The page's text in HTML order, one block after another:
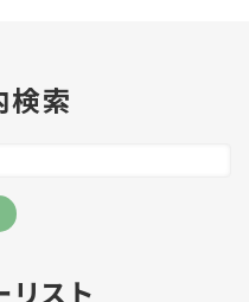
検索
リスト